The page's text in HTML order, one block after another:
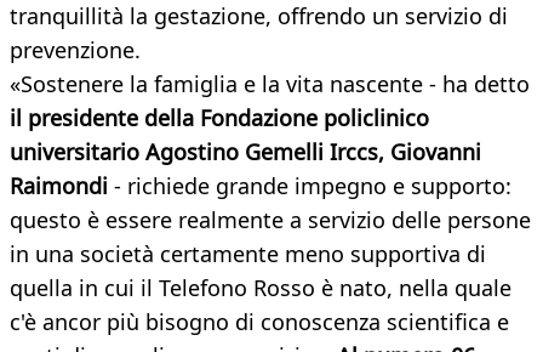
tranquillità la gestazione, offrendo un servizio di
prevenzione.
«Sostenere la famiglia e la vita nascente - ha detto
il presidente della Fondazione policlinico
universitario Agostino Gemelli Irccs, Giovanni
Raimondi - richiede grande impegno e supporto:
questo è essere realmente a servizio delle persone
in una società certamente meno supportiva di
quella in cui il Telefono Rosso è nato, nella quale
c'è ancor più bisogno di conoscenza scientifica e